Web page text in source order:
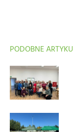
PODOBNE